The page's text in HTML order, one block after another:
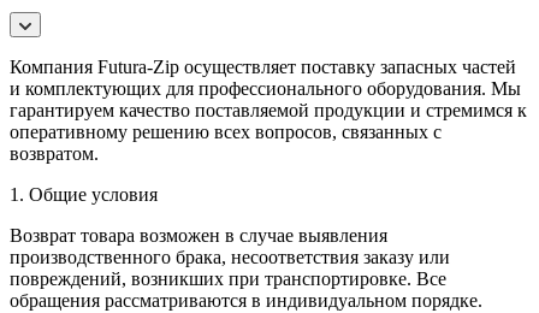
Компания Futura-Zip осуществляет поставку запасных частей
и комплектующих для профессионального оборудования. Мы
гарантируем качество поставляемой продукции и стремимся к
оперативному решению всех вопросов, связанных с
возвратом.
1. Общие условия
Возврат товара возможен в случае выявления
производственного брака, несоответствия заказу или
повреждений, возникших при транспортировке. Все
обращения рассматриваются в индивидуальном порядке.